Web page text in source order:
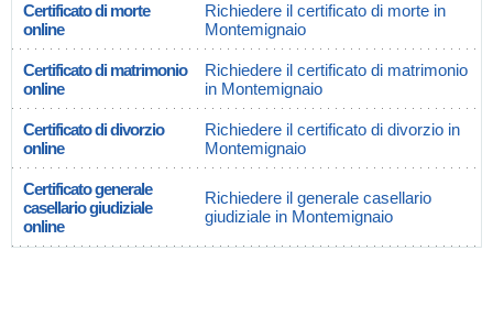
Certificato di morte
online
Richiedere il certificato di morte in
Montemignaio
Certificato di matrimonio
online
Richiedere il certificato di matrimonio
in Montemignaio
Certificato di divorzio
online
Richiedere il certificato di divorzio in
Montemignaio
Certificato generale
casellario giudiziale
online
Richiedere il generale casellario
giudiziale in Montemignaio